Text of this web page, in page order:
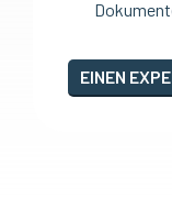
EINEN